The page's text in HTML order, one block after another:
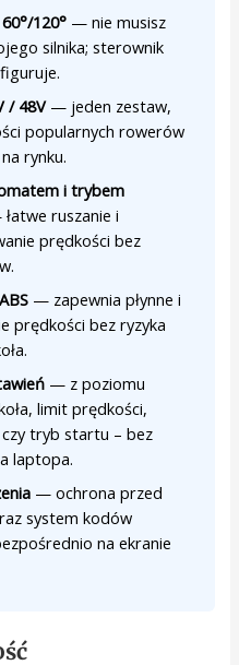
120° — nie musisz
silnika; sterownik
/ 48V— jeden zestaw,
popularnych rowerów
rynku.
i trybem
ruszanie i
prędkości bez
— zapewnia płynne i
prędkości bez ryzyka
— z poziomu
limit prędkości,
tryb startu – bez
laptopa.
— ochrona przed
system kodów
na ekranie